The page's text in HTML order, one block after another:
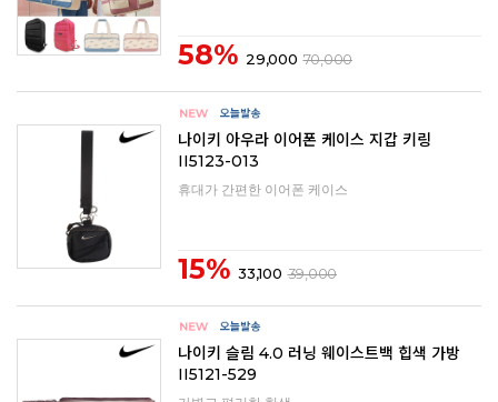
58% 29,000 70,000
나이키 아우라 이어폰 케이스 지갑 키링
II5123-013
휴대가 간편한 이어폰 케이스
15% 33,100 39,000
나이키 슬림 4.0 러닝 웨이스트백 힙색 가방
II5121-529